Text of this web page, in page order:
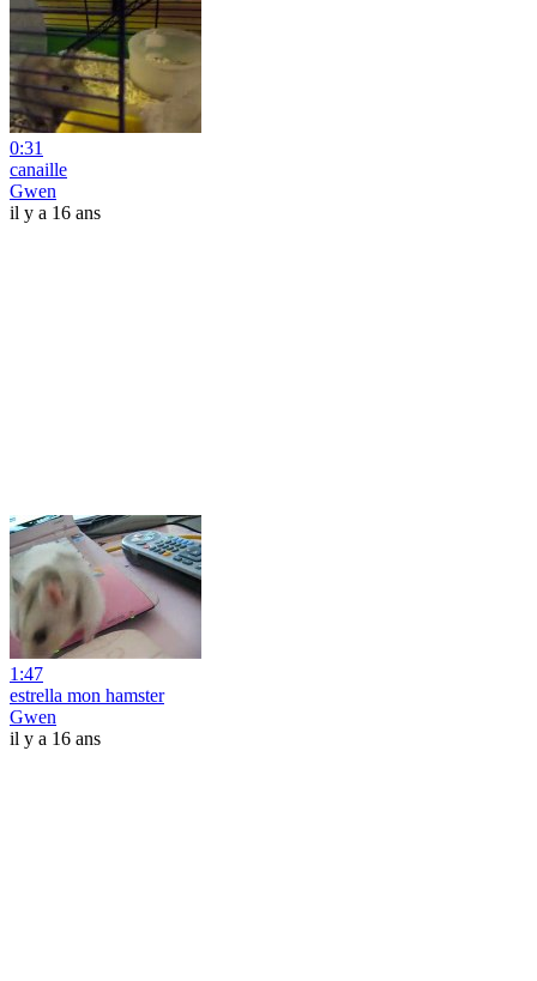
0:31
canaille
Gwen
il y a 16 ans
1:47
estrella mon hamster
Gwen
il y a 16 ans